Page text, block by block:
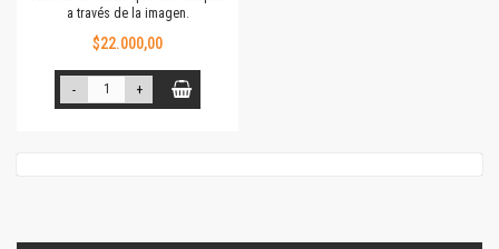
a través de la imagen.
$22.000,00
- +